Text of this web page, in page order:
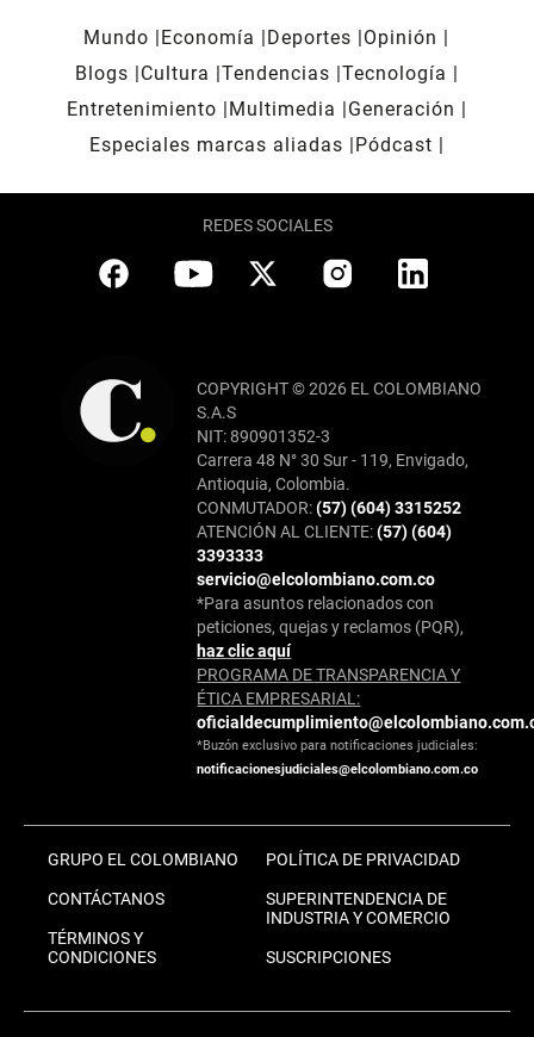
Mundo Economía Deportes
Opinión
Blogs
Cultura Tendencias Tecnología
Entretenimiento
Multimedia
Generación
Especiales marcas aliadas
Pódcast
REDES SOCIALES
COPYRIGHT © 2026 EL COLOMBIANO
S.A.S
NIT: 890901352-3
Carrera 48 N° 30 Sur - 119, Envigado,
Antioquia, Colombia.
CONMUTADOR:(57) (604) 3315252
ATENCIÓN AL CLIENTE:(57) (604)
3393333
servicio@elcolombiano.com.co
*Para asuntos relacionados con
peticiones, quejas y reclamos (PQR),
haz clic aquí
PROGRAMA DE TRANSPARENCIA Y
ÉTICA EMPRESARIAL:
*Buzón exclusivo para notificaciones judiciales:
notificacionesjudiciales@elcolombiano.com.co
GRUPO EL COLOMBIANO
CONTÁCTANOS
TÉRMINOS Y
CONDICIONES
POLÍTICA DE PRIVACIDAD
SUPERINTENDENCIA DE
INDUSTRIA Y COMERCIO
SUSCRIPCIONES